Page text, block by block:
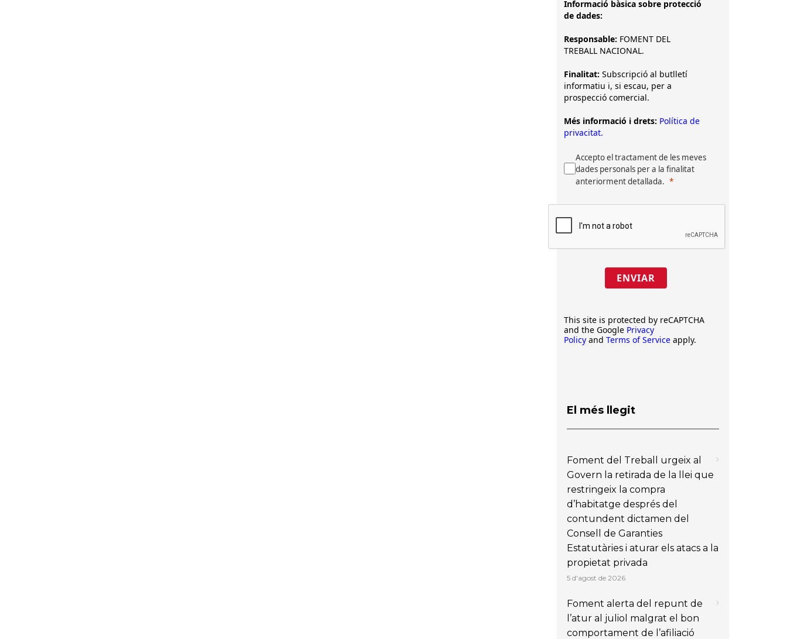
Informació bàsica sobre protecció
de dades:
Responsable: FOMENT DEL
TREBALL NACIONAL.
Finalitat: Subscripció al butlletí
informatiu i, si escau, per a
prospecció comercial.
Més informació i drets: Política de
privacitat.
Accepto el tractament de les meves
dades personals per a la finalitat
anteriorment detallada.
ENVIAR
This site is protected by reCAPTCHA
and the Google Privacy
Policy and Terms of Service apply.
El més llegit
Foment del Treball urgeix al
Govern la retirada de la llei que
restringeix la compra
d’habitatge després del
contundent dictamen del
Consell de Garanties
Estatutàries i aturar els atacs a la
propietat privada
5 d'agost de 2026
Foment alerta del repunt de
l’atur al juliol malgrat el bon
comportament de l’afiliació